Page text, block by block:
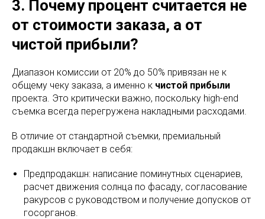
3. Почему процент считается не
от стоимости заказа, а от
чистой прибыли?
Диапазон комиссии от 20% до 50% привязан не к
общему чеку заказа, а именно к чистой прибыли
проекта. Это критически важно, поскольку high-end
съемка всегда перегружена накладными расходами.
В отличие от стандартной съемки, премиальный
продакшн включает в себя:
Предпродакшн: написание поминутных сценариев,
расчет движения солнца по фасаду, согласование
ракурсов с руководством и получение допусков от
госорганов.